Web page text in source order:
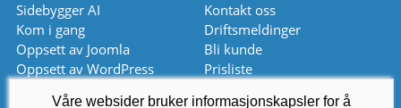
Sidebygger AI
Kom i gang
Oppsett av Joomla
Oppsett av WordPress
Kontakt oss
Driftsmeldinger
Bli kunde
Prisliste
Våre websider bruker informasjonskapsler for å